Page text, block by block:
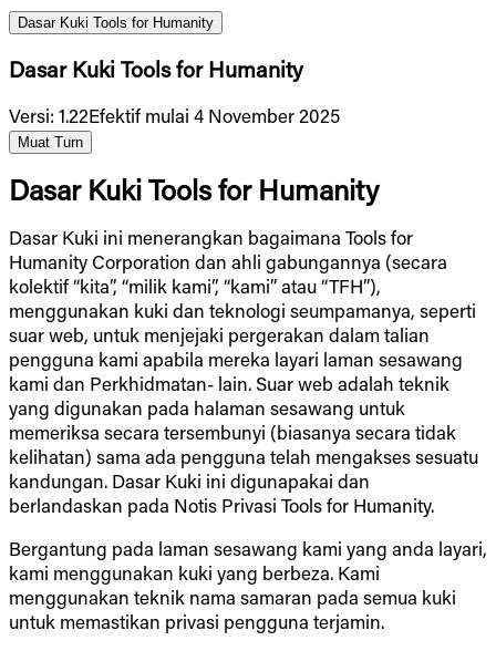
Dasar Kuki Tools for Humanity
Dasar Kuki Tools for Humanity
Versi: 1.22Efektif mulai 4 November 2025
Muat Turn
Dasar Kuki Tools for Humanity
Dasar Kuki ini menerangkan bagaimana Tools for
Humanity Corporation dan ahli gabungannya (secara
kolektif “kita”, “milik kami”, “kami” atau “TFH”),
menggunakan kuki dan teknologi seumpamanya, seperti
suar web, untuk menjejaki pergerakan dalam talian
pengguna kami apabila mereka layari laman sesawang
kami dan Perkhidmatan- lain. Suar web adalah teknik
yang digunakan pada halaman sesawang untuk
memeriksa secara tersembunyi (biasanya secara tidak
kelihatan) sama ada pengguna telah mengakses sesuatu
kandungan. Dasar Kuki ini digunapakai dan
berlandaskan pada Notis Privasi Tools for Humanity.
Bergantung pada laman sesawang kami yang anda layari,
kami menggunakan kuki yang berbeza. Kami
menggunakan teknik nama samaran pada semua kuki
untuk memastikan privasi pengguna terjamin.